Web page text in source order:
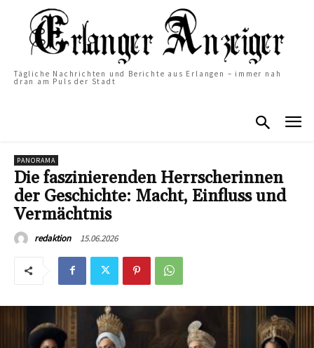
Tägliche Nachrichten und Berichte aus Erlangen – immer nah
dran am Puls der Stadt
PANORAMA
Die faszinierenden Herrscherinnen
der Geschichte: Macht, Einfluss und
Vermächtnis
redaktion 15.06.2026